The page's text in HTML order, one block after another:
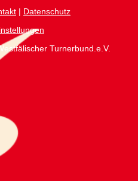
| Datenschutz
Turnerbund.e.V.